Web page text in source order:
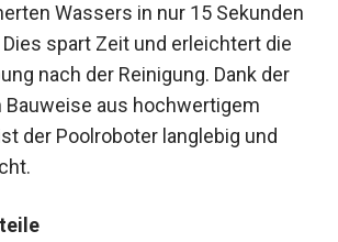
Wassers in nur 15 Sekunden
spart Zeit und erleichtert die
nach der Reinigung. Dank der
Bauweise aus hochwertigem
der Poolroboter langlebig und